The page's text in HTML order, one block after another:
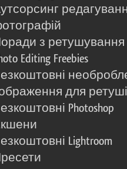
з ретушування
Editing Freebies
для ретуші
Photoshop
Lightroom